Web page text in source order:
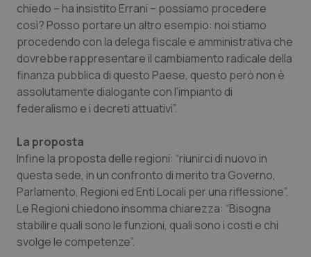
Toscana
Umbria
Valle D’Aosta
Obesità
Oftalmologia
Oncodermatologia
Oncologia & Nutrizione
Psoriasi & pelle
Quotidiano Cardiologia
chiedo – ha insistito Errani – possiamo procedere
così? Posso portare un altro esempio: noi stiamo
procedendo con la delega fiscale e amministrativa che
dovrebbe rappresentare il cambiamento radicale della
finanza pubblica di questo Paese, questo però non è
assolutamente dialogante con l’impianto di
federalismo e i decreti attuativi”.
La proposta
Infine la proposta delle regioni: “riunirci di nuovo in
questa sede, in un confronto di merito tra Governo,
Parlamento, Regioni ed Enti Locali per una riflessione”.
Le Regioni chiedono insomma chiarezza: “Bisogna
stabilire quali sono le funzioni, quali sono i costi e chi
svolge le competenze”.